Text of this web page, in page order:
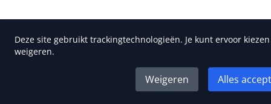
Deze site gebruikt trackingtechnologieën. Je kunt ervoor
weigeren.
Weigeren Alles